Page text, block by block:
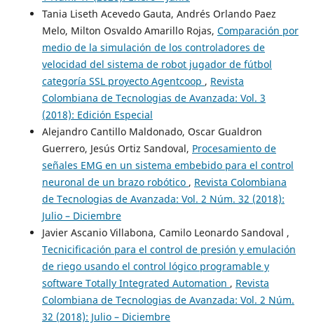
Tania Liseth Acevedo Gauta, Andrés Orlando Paez
Melo, Milton Osvaldo Amarillo Rojas, Comparación por
medio de la simulación de los controladores de
velocidad del sistema de robot jugador de fútbol
categoría SSL proyecto Agentcoop , Revista
Colombiana de Tecnologias de Avanzada: Vol. 3
(2018): Edición Especial
Alejandro Cantillo Maldonado, Oscar Gualdron
Guerrero, Jesús Ortiz Sandoval, Procesamiento de
señales EMG en un sistema embebido para el control
neuronal de un brazo robótico , Revista Colombiana
de Tecnologias de Avanzada: Vol. 2 Núm. 32 (2018):
Julio – Diciembre
Javier Ascanio Villabona, Camilo Leonardo Sandoval ,
Tecnicificación para el control de presión y emulación
de riego usando el control lógico programable y
software Totally Integrated Automation , Revista
Colombiana de Tecnologias de Avanzada: Vol. 2 Núm.
32 (2018): Julio – Diciembre